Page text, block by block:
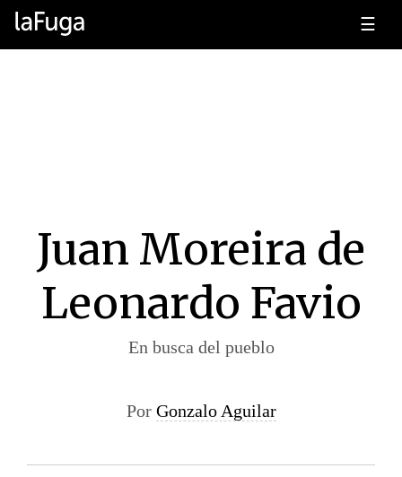
☰
Juan Moreira de
Leonardo Favio
En busca del pueblo
Por Gonzalo Aguilar